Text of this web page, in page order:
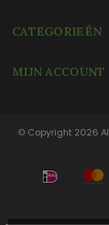
CATEGORIEËN
MIJN ACCOUNT
© Copyright 2026